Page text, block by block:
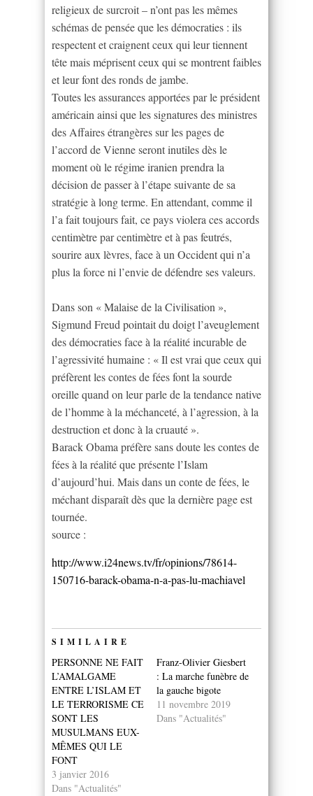
religieux de surcroit – n’ont pas les mêmes
schémas de pensée que les démocraties : ils
respectent et craignent ceux qui leur tiennent
tête mais méprisent ceux qui se montrent faibles
et leur font des ronds de jambe.
Toutes les assurances apportées par le président
américain ainsi que les signatures des ministres
des Affaires étrangères sur les pages de
l’accord de Vienne seront inutiles dès le
moment où le régime iranien prendra la
décision de passer à l’étape suivante de sa
stratégie à long terme. En attendant, comme il
l’a fait toujours fait, ce pays violera ces accords
centimètre par centimètre et à pas feutrés,
sourire aux lèvres, face à un Occident qui n’a
plus la force ni l’envie de défendre ses valeurs.
Dans son « Malaise de la Civilisation »,
Sigmund Freud pointait du doigt l’aveuglement
des démocraties face à la réalité incurable de
l’agressivité humaine : « Il est vrai que ceux qui
préfèrent les contes de fées font la sourde
oreille quand on leur parle de la tendance native
de l’homme à la méchanceté, à l’agression, à la
destruction et donc à la cruauté ».
Barack Obama préfère sans doute les contes de
fées à la réalité que présente l’Islam
d’aujourd’hui. Mais dans un conte de fées, le
méchant disparaît dès que la dernière page est
tournée.
source :
http://www.i24news.tv/fr/opinions/78614-
150716-barack-obama-n-a-pas-lu-machiavel
SIMILAIRE
PERSONNE NE FAIT
L’AMALGAME
ENTRE L’ISLAM ET
LE TERRORISME CE
SONT LES
MUSULMANS EUX-
MÊMES QUI LE
FONT
3 janvier 2016
Dans "Actualités"
Franz-Olivier Giesbert
: La marche funèbre de
la gauche bigote
11 novembre 2019
Dans "Actualités"